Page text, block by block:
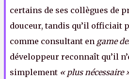
certains de ses collègues de
douceur, tandis qu’il officiait
comme consultant en game
développeur reconnaît qu’il
simplement « plus nécessaire